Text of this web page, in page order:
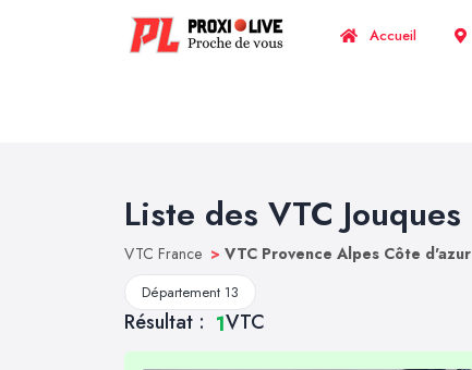
Accueil
Liste des VTC Jouques
VTC France > VTC Provence Alpes Côte d'azur
Département 13
Résultat : 1VTC